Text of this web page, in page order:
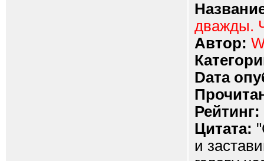
дважды.
Автор:
Dата
Рейтинг:
Цитата:
и